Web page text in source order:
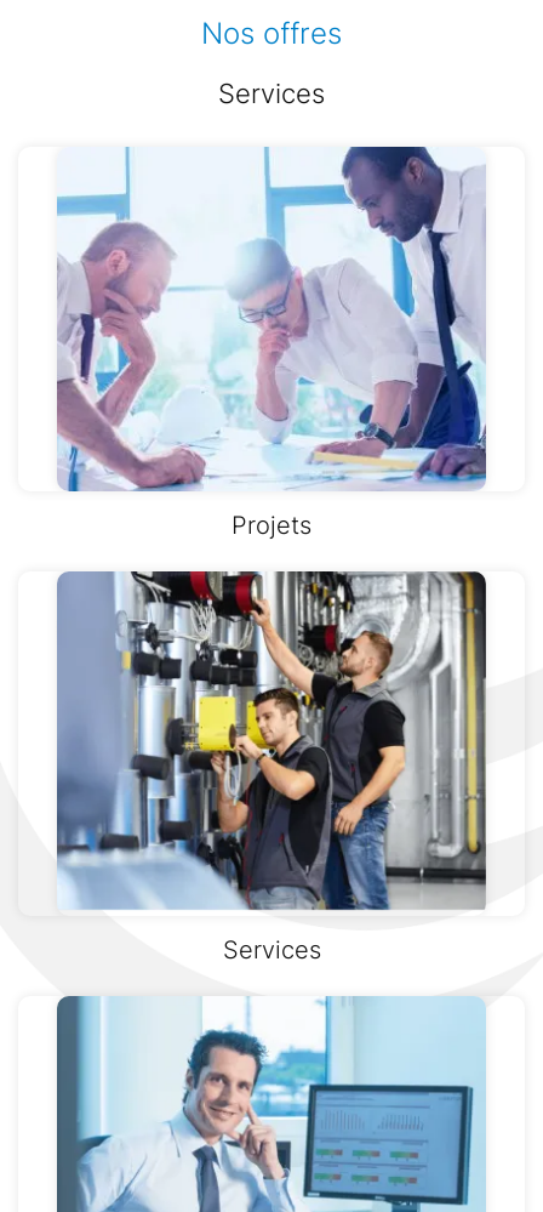
Nos offres
Services
Projets
Services